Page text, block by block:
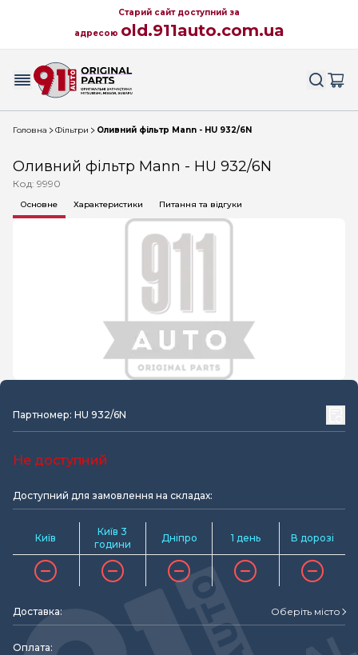
Старий сайт доступний за
адресою old.911auto.com.ua
Головна Фільтри Оливний фільтр Mann - HU 932/6N
Оливний фільтр Mann - HU 932/6N
Код: 9990
Основне Характеристики Питання та відгуки
Партномер: HU 932/6N
Не доступний
Доступний для замовлення на складах:
Київ
Київ 3
години
Дніпро 1 день В дорозі
Доставка: Оберіть місто
Оплата: